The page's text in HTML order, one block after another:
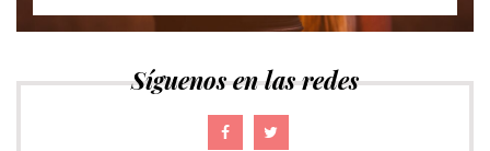
Síguenos en las redes